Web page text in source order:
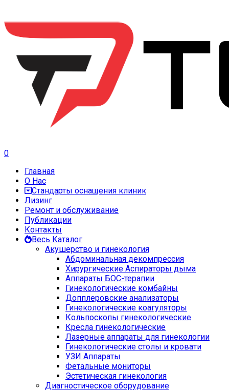
0
Главная
О Нас
Стандарты оснащения клиник
Лизинг
Ремонт и обслуживание
Публикации
Контакты
Весь Каталог
Акушерство и гинекология
Абдоминальная декомпрессия
Хирургические Аспираторы дыма
Аппараты БОС-терапии
Гинекологические комбайны
Допплеровские анализаторы
Гинекологические коагуляторы
Кольпоскопы гинекологические
Кресла гинекологические
Лазерные аппараты для гинекологии
Гинекологические столы и кровати
УЗИ Аппараты
Фетальные мониторы
Эстетическая гинекология
Диагностическое оборудование